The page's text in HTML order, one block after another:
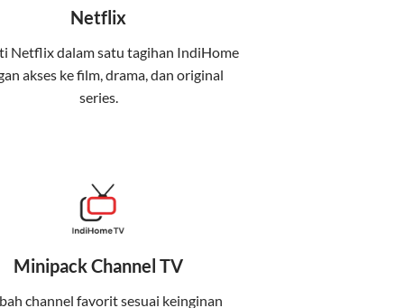
Telkomsel One, sebuah
dan komunikasi dalam satu paket
internet (Telkomsel) dalam satu paket.
baik di rumah maupun saat bepergian.
Netflix
Netflix dalam satu tagihan IndiHome
akses ke film, drama, dan original
series.
Minipack Channel TV
channel favorit sesuai keinginan